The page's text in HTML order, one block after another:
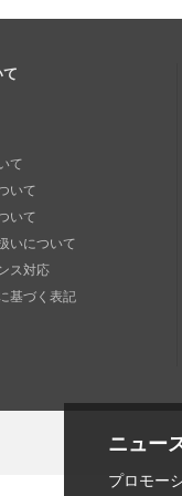
ニュー
プロモー
て
いて
いて
いについて
ス対応
基づく表記